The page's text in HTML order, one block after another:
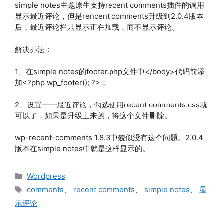
simple notes主题原生支持recent comments插件的调用
显示最近评论，但是rencent comments升级到2.0.4版本
后，最近评论栏只显示正在加载，而不显示评论。
解决办法：
1、在simple notes的footer.php文件中</body>代码前添
加<?php wp_footer(); ?>；
2、设置——最近评论，勾选使用recent comments.css就
可以了，如果是升级上来的，将这个文件删除。
wp-recent-comments 1.8.3中貌似没有这个问题。2.0.4
版本在simple notes中就是这样显示的。
分
Wordpress
标
签
comments、 recent comments、 simple notes、
显
示评论